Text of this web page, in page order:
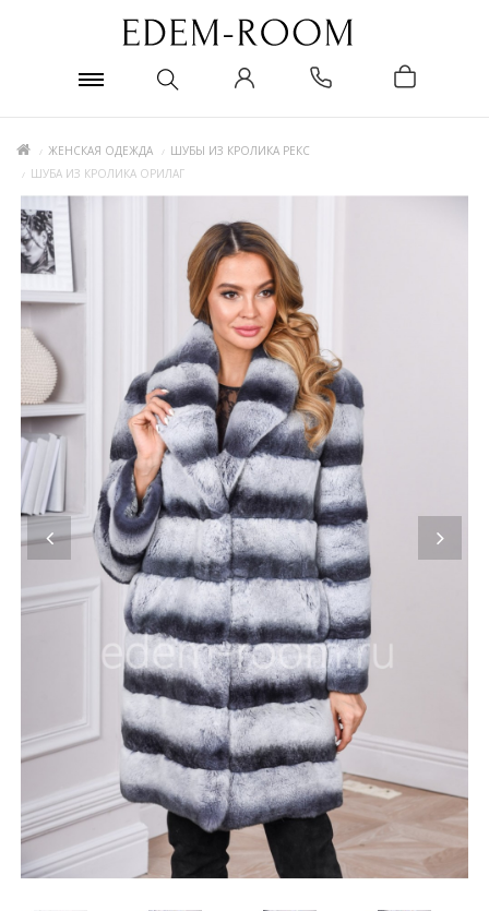
ЖЕНСКАЯ ОДЕЖДА
ШУБЫ ИЗ КРОЛИКА РЕКС
ШУБА ИЗ КРОЛИКА ОРИЛАГ